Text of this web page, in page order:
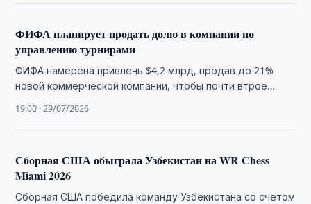
ФИФА планирует продать долю в компании по
управлению турнирами
ФИФА намерена привлечь $4,2 млрд, продав до 21%
новой коммерческой компании, чтобы почти втрое
ассоциаций.
19:00 · 29/07/2026
Сборная США обыграла Узбекистан на WR Chess
Miami 2026
Сборная США победила команду Узбекистана со счетом